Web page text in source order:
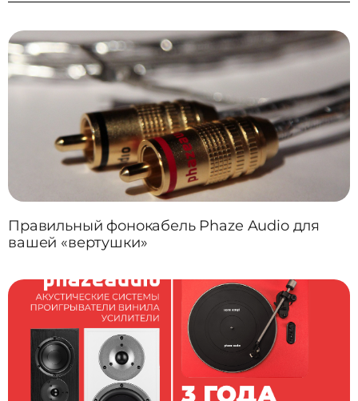
Правильный фонокабель Phaze Audio для
вашей «вертушки»